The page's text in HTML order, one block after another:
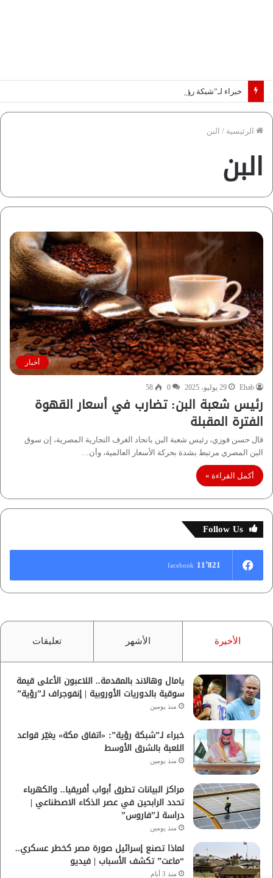
خبراء لـ”شبكة رؤية”: «اتفاق مكة» يغيّر قواعد اللعبة بالشرق الأوسط
الرئيسية / البن
البن
أخبار
Ehab 29 يوليو، 2025 0
58
رئيس شعبة البن: تضارب في أسعار القهوة
الفترة المقبلة
قال حسن فوزي، رئيس شعبة البن باتحاد الغرف التجارية المصرية، إن سوق
البن المصري مرتبط بشدة بحركة الأسعار العالمية، وأن…
أكمل القراءة »
Follow Us
11٬821 facebook
الأخيرة الأشهر تعليقات
يامال وهالاند بالمقدمة.. اللاعبون الأعلى قيمة
سوقية بالدوريات الأوروبية | إنفوجراف لـ”رؤية”
منذ يومين
خبراء لـ”شبكة رؤية”: «اتفاق مكة» يغيّر قواعد
اللعبة بالشرق الأوسط
منذ يومين
مراكز البيانات تطرق أبواب أفريقيا.. والكهرباء
تحدد الرابحين في عصر الذكاء الاصطناعي |
دراسة لـ”فاروس”
منذ يومين
لماذا تصنع إسرائيل صورة مصر كخطر عسكري..
“ماعت” تكشف الأسباب | فيديو
منذ 3 أيام